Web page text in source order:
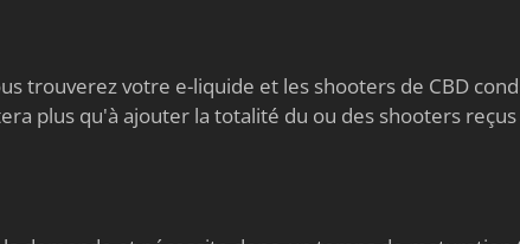
trouverez votre e-liquide et les shooters de CBD
plus qu'à ajouter la totalité du ou des shooters